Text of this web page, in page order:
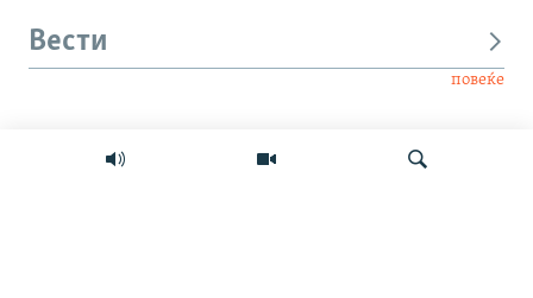
Вести
повеќе
Интервју